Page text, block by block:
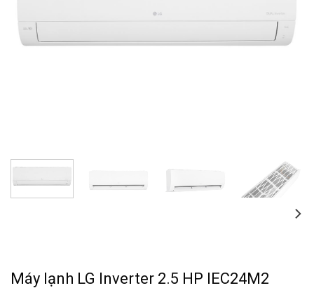
Máy lạnh LG Inverter 2.5 HP IEC24M2